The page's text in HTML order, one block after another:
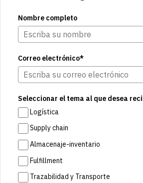
Nombre completo
Correo electrónico*
Seleccionar el tema al que desea
Logística
Supply chain
Almacenaje-inventario
Fulfillment
Trazabilidad y Transporte